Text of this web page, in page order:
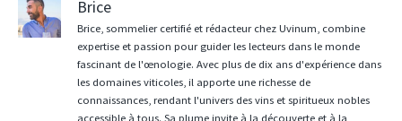
Brice
Brice, sommelier certifié et rédacteur chez Uvinum, combine
expertise et passion pour guider les lecteurs dans le monde
fascinant de l'œnologie. Avec plus de dix ans d'expérience dans
les domaines viticoles, il apporte une richesse de
connaissances, rendant l'univers des vins et spiritueux nobles
accessible à tous. Sa plume invite à la découverte et à la